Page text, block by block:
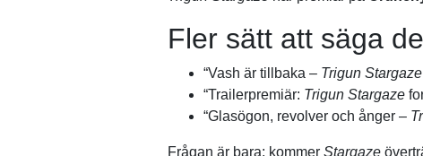
Fler sätt att säga
“Vash är tillbaka – Trigun Stargaze
“Trailerpremiär: Trigun Stargaze
“Glasögon, revolver och ånger –
Frågan är bara: kommer Stargaze